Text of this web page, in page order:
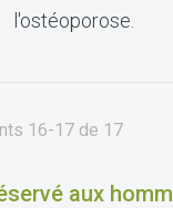
l'ostéoporose.
16-17 de 17
aux